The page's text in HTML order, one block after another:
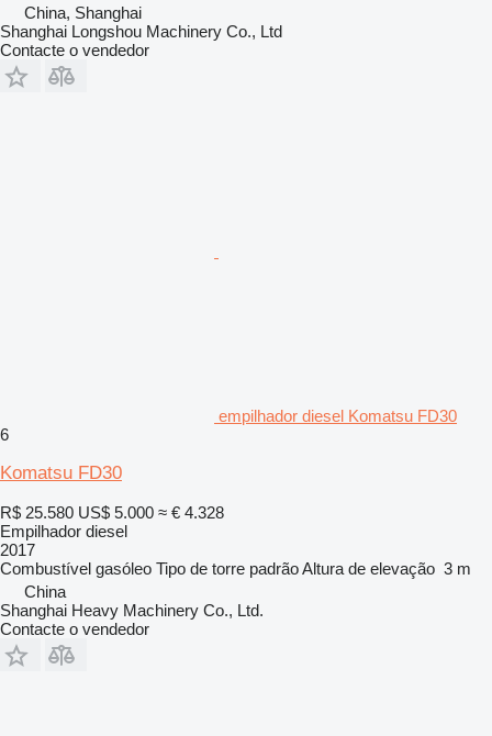
China, Shanghai
Shanghai Longshou Machinery Co., Ltd
Contacte o vendedor
empilhador diesel Komatsu FD30
6
Komatsu FD30
R$ 25.580 US$ 5.000 ≈ € 4.328
Empilhador diesel
2017
Combustível gasóleo Tipo de torre padrãoAltura de elevação 3 m
China
Shanghai Heavy Machinery Co., Ltd.
Contacte o vendedor